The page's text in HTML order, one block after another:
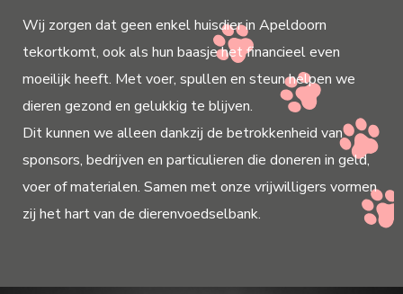
Wij zorgen dat geen enkel huisdier in Apeldoorn
tekortkomt, ook als hun baasje het financieel even
moeilijk heeft. Met voer, spullen en steun helpen we
dieren gezond en gelukkig te blijven.
Dit kunnen we alleen dankzij de betrokkenheid van
sponsors, bedrijven en particulieren die doneren in geld,
voer of materialen. Samen met onze vrijwilligers vormen
zij het hart van de dierenvoedselbank.